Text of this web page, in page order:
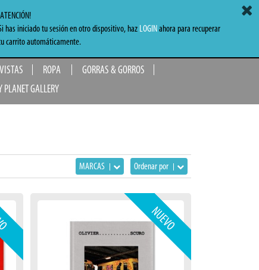
ROPA
GORRAS & GORROS
PLANET GALLERY
Ordenar por
MARCAS
has iniciado tu sesión en otro dispositivo, haz LOGINahora para recuperar
carrito automáticamente.